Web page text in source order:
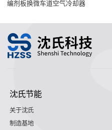
编剂板换微车道空气冷却器
沈氏节能
关于沈氏
制造基地